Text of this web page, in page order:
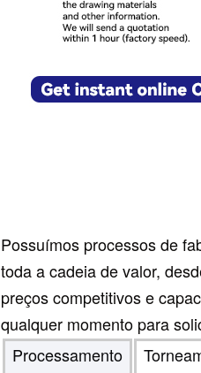
Possuímos processos de
toda a cadeia de valor,
preços competitivos e
qualquer momento para
Processamento